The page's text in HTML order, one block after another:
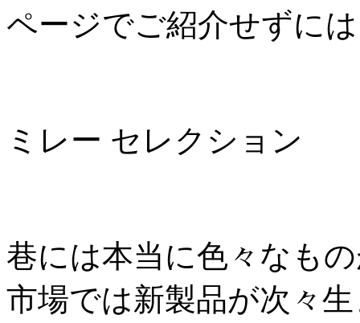
ページでご紹介せずに
ミレー セレクション
巷には本当に色々なも
市場では新製品が次々